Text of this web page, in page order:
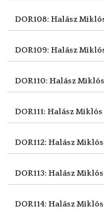
DOR108: Halász
DOR109: Halász
DOR110: Halász Miklós
DOR111: Halász Miklós
DOR112: Halász Miklós
DOR113: Halász Miklós
DOR114: Halász Miklós